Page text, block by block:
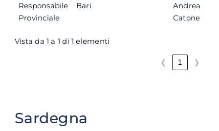
Responsabile
Provinciale
Bari
Andrea
Catone
Vista da 1 a 1 di 1 elementi
❮ 1 ❯
Sardegna